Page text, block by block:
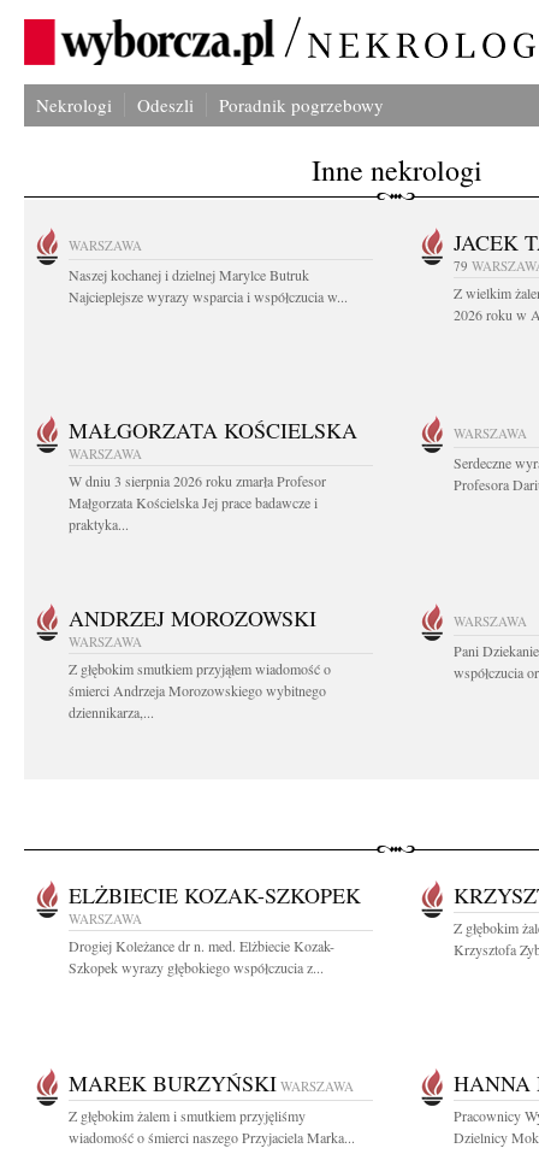
Nekrologi Odeszli Poradnik pogrzebowy
Inne nekrologi
WARSZAWA
Naszej kochanej i dzielnej Marylce Butruk
Najcieplejsze wyrazy wsparcia i współczucia w...
JACEK
79
Z wielkim
2026 roku w
MAŁGORZATA KOŚCIELSKA
WARSZAWA
W dniu 3 sierpnia 2026 roku zmarła Profesor
Małgorzata Kościelska Jej prace badawcze i
praktyka...
WARSZAWA
Serdeczne
Profesora
ANDRZEJ MOROZOWSKI
WARSZAWA
Z głębokim smutkiem przyjąłem wiadomość o
śmierci Andrzeja Morozowskiego wybitnego
dziennikarza,...
WARSZAWA
Pani
współczucia
ELŻBIECIE KOZAK-SZKOPEK
WARSZAWA
Drogiej Koleżance dr n. med. Elżbiecie Kozak-
Szkopek wyrazy głębokiego współczucia z...
Z głębokim
Krzysztofa
MAREK BURZYŃSKI WARSZAWA
Z głębokim żalem i smutkiem przyjęliśmy
wiadomość o śmierci naszego Przyjaciela Marka...
Pracownicy
Dzielnicy